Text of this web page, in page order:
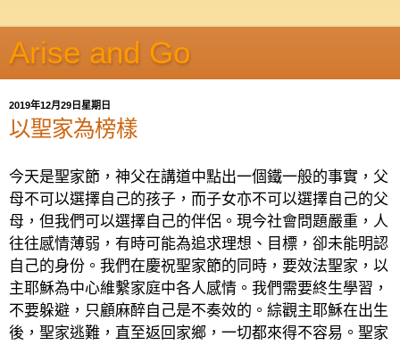
Arise and Go
2019年12月29日星期日
以聖家為榜樣
今天是聖家節，神父在講道中點出一個鐵一般的事實，父
母不可以選擇自己的孩子，而子女亦不可以選擇自己的父
母，但我們可以選擇自己的伴侶。現今社會問題嚴重，人
往往感情薄弱，有時可能為追求理想、目標，卻未能明認
自己的身份。我們在慶祝聖家節的同時，要效法聖家，以
主耶穌為中心維繫家庭中各人感情。我們需要終生學習，
不要躲避，只顧麻醉自己是不奏效的。綜觀主耶穌在出生
後，聖家逃難，直至返回家鄉，一切都來得不容易。聖家